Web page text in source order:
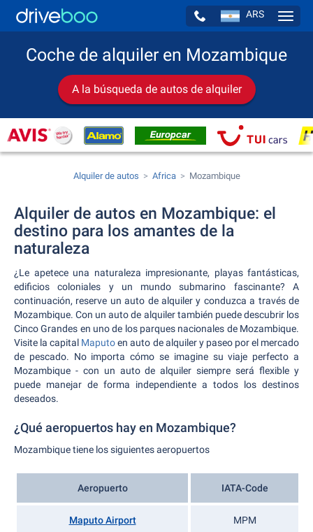
ARS
Coche de alquiler en Mozambique
A la búsqueda de autos de alquiler
Alquiler de autos Africa Mozambique
Alquiler de autos en Mozambique: el
destino para los amantes de la
naturaleza
¿Le apetece una naturaleza impresionante, playas fantásticas,
edificios coloniales y un mundo submarino fascinante? A
continuación, reserve un auto de alquiler y conduzca a través de
Mozambique. Con un auto de alquiler también puede descubrir los
Cinco Grandes en uno de los parques nacionales de Mozambique.
Visite la capital Maputoen auto de alquiler y paseo por el mercado
de pescado. No importa cómo se imagine su viaje perfecto a
Mozambique - con un auto de alquiler siempre será flexible y
puede manejar de forma independiente a todos los destinos
deseados.
¿Qué aeropuertos hay en Mozambique?
Mozambique tiene los siguientes aeropuertos
Aeropuerto IATA-Code
Maputo Airport MPM